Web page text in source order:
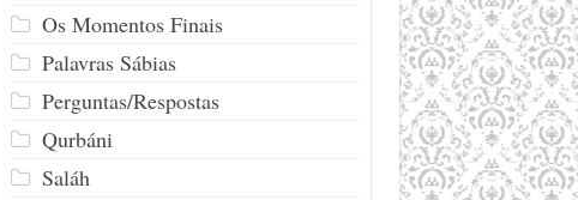
Os Momentos Finais
Palavras Sábias
Perguntas/Respostas
Qurbáni
Saláh